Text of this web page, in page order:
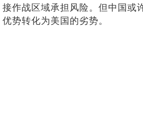
接作战区域承担风险。但中国或
优势转化为美国的劣势。